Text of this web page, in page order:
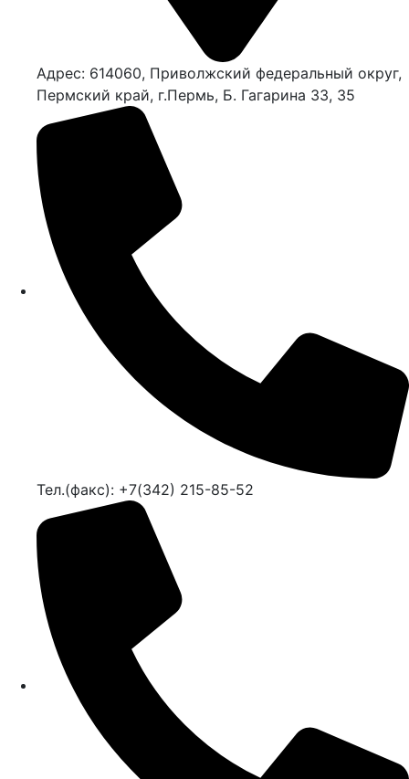
Адрес: 614060, Приволжский федеральный округ,
Пермский край, г.Пермь, Б. Гагарина 33, 35
Тел.(факс): +7(342) 215-85-52